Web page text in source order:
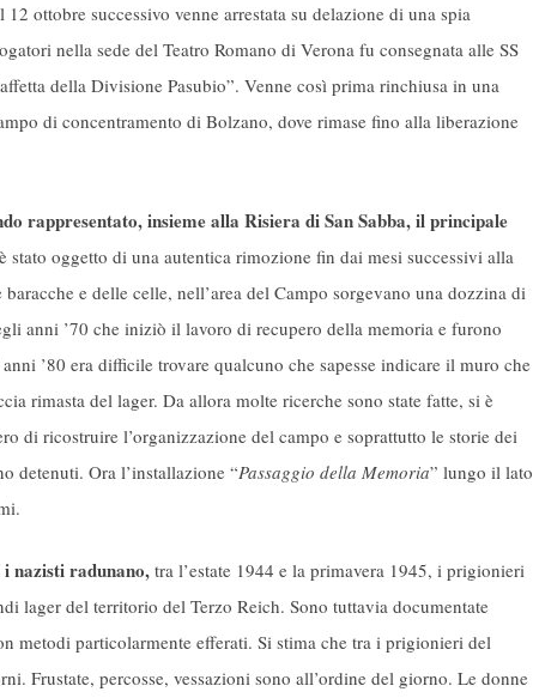
ottobre successivo venne arrestata su delazione di una spia
nella sede del Teatro Romano di Verona fu consegnata alle SS
della Divisione Pasubio”. Venne così prima rinchiusa in una
di concentramento di Bolzano, dove rimase fino alla liberazione
rappresentato, insieme alla Risiera di San Sabba, il principale
è stato oggetto di una autentica rimozione fin dai mesi successivi alla
e delle celle, nell’area del Campo sorgevano una dozzina di
anni ’70 che iniziò il lavoro di recupero della memoria e furono
’80 era difficile trovare qualcuno che sapesse indicare il muro che
rimasta del lager. Da allora molte ricerche sono state fatte, si è
di ricostruire l’organizzazione del campo e soprattutto le storie dei
detenuti. Ora l’installazione “Passaggio della Memoria” lungo il lato
nazisti radunano, tra l’estate 1944 e la primavera 1945, i prigionieri
lager del territorio del Terzo Reich. Sono tuttavia documentate
metodi particolarmente efferati. Si stima che tra i prigionieri del
Frustate, percosse, vessazioni sono all’ordine del giorno. Le donne